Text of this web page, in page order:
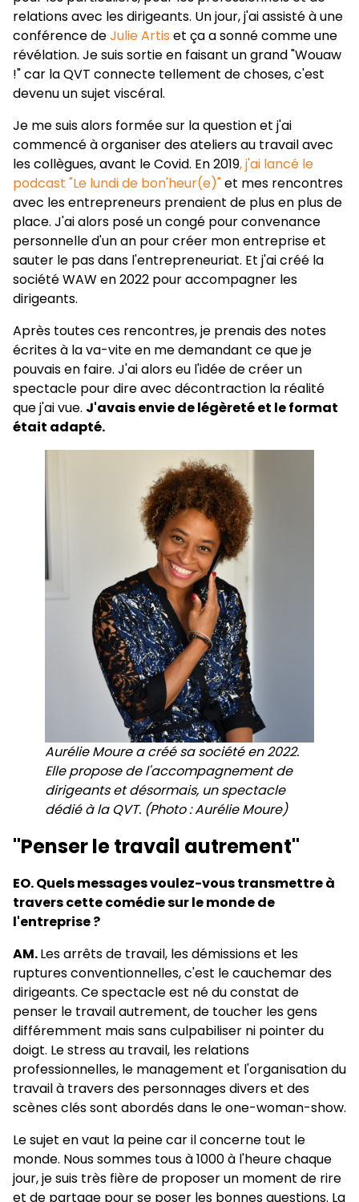
relations avec les dirigeants. Un jour, j'ai assisté à une
conférence deJulie Artis et ça a sonné comme une
révélation. Je suis sortie en faisant un grand "Wouaw
!" car la QVT connecte tellement de choses, c'est
devenu un sujet viscéral.
Je me suis alors formée sur la question et j'ai
commencé à organiser des ateliers au travail avec
les collègues, avant le Covid. En 2019, j'ai lancé le
podcast "Le lundi de bon'heur(e)"et mes rencontres
avec les entrepreneurs prenaient de plus en plus de
place. J'ai alors posé un congé pour convenance
personnelle d'un an pour créer mon entreprise et
sauter le pas dans l'entrepreneuriat. Et j'ai créé la
société WAW en 2022 pour accompagner les
dirigeants.
Après toutes ces rencontres, je prenais des notes
écrites à la va-vite en me demandant ce que je
pouvais en faire. J'ai alors eu l'idée de créer un
spectacle pour dire avec décontraction la réalité
que j'ai vue. J'avais envie de légèreté et le format
était adapté.
Aurélie Moure a créé sa société en 2022.
Elle propose de l'accompagnement de
dirigeants et désormais, un spectacle
dédié à la QVT. (Photo : Aurélie Moure)
"Penser le travail autrement"
EO. Quels messages voulez-vous transmettre à
travers cette comédie sur le monde de
l'entreprise ?
AM.Les arrêts de travail, les démissions et les
ruptures conventionnelles, c'est le cauchemar des
dirigeants. Ce spectacle est né du constat de
penser le travail autrement, de toucher les gens
différemment mais sans culpabiliser ni pointer du
doigt. Le stress au travail, les relations
professionnelles, le management et l'organisation du
travail à travers des personnages divers et des
scènes clés sont abordés dans le one-woman-show.
Le sujet en vaut la peine car il concerne tout le
monde. Nous sommes tous à 1000 à l'heure chaque
jour, je suis très fière de proposer un moment de rire
et de partage pour se poser les bonnes questions. La